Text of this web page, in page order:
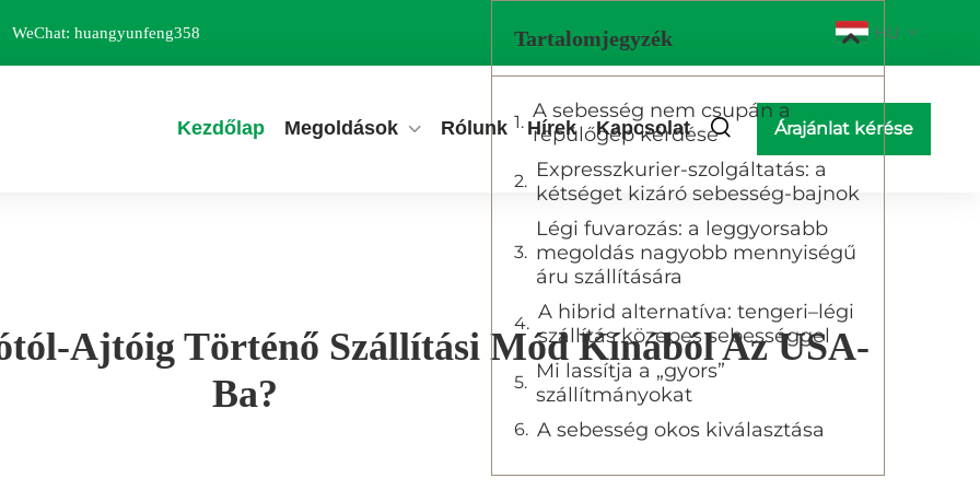
WeChat: huangyunfeng358 HU
Kezdőlap Megoldások Rólunk Hírek Kapcsolat Árajánlat kérése
Ajtóig Történő Szállítási Mód Kínából Az USA-
Ba?
Tartalomjegyzék
A sebesség nem csupán a
repülőgép kérdése
Expresszkurier-szolgáltatás: a
kétséget kizáró sebesség-bajnok
Légi fuvarozás: a leggyorsabb
megoldás nagyobb mennyiségű
áru szállítására
A hibrid alternatíva: tengeri–légi
szállítás közepes sebességgel
Mi lassítja a „gyors”
szállítmányokat
A sebesség okos kiválasztása